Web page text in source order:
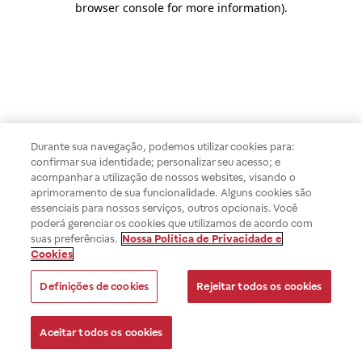
browser console for more information).
Durante sua navegação, podemos utilizar cookies para:
confirmar sua identidade; personalizar seu acesso; e
acompanhar a utilização de nossos websites, visando o
aprimoramento de sua funcionalidade. Alguns cookies são
essenciais para nossos serviços, outros opcionais. Você
poderá gerenciar os cookies que utilizamos de acordo com
suas preferências. Nossa Política de Privacidade e
Cookies
Definições de cookies Rejeitar todos os cookies
Aceitar todos os cookies